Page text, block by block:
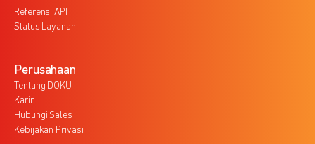
Referensi API
Status Layanan
Perusahaan
Tentang DOKU
Karir
Hubungi Sales
Kebijakan Privasi